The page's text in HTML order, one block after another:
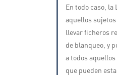
En todo caso, la
aquellos
llevar ficheros
de blanqueo, y
a todos
que pueden